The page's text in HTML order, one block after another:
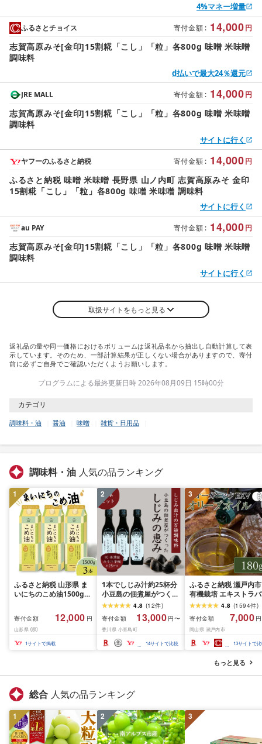
4%マネー増量
寄付金額 : 14,000円
ふるさとチョイス
志賀高原みそ[金印]15割糀「こし」「粒」各800g 味噌 米味噌
調味料
d払いで最大24％還元
寄付金額 : 14,000円
JRE MALL
志賀高原みそ[金印]15割糀「こし」「粒」各800g 味噌 米味噌
調味料
サイトに行く
寄付金額 : 14,000円
ヤフーのふるさと納税
ふるさと納税 味噌 米味噌 長野県 山ノ内町 志賀高原みそ 金印
15割糀「こし」「粒」各800g 味噌 米味噌 調味料
サイトに行く
寄付金額 : 14,000円
au PAY
志賀高原みそ[金印]15割糀「こし」「粒」各800g 味噌 米味噌
調味料
サイトに行く
取扱サイトをもっと見る
返礼品の量や同一価格におけるボリュームは返礼品名から抽出し自動計算して表
示しています。そのため、一部計算結果が正しくない場合がありますので、寄付
前に必ずご自身でご確認いただくようお願いします。
プログラムによる最終更新日時 2026年08月09日 15時00分
カテゴリ
調味料・油 醤油 味噌 雑貨・日用品
調味料・油 人気の品ランキング
1
ふるさと納税 山形県 ま
いにちのこめ油1500g×3
寄付金額 12,000 円
山形県 (県)
1サイトで掲載
2
1本でしじみ汁約25杯分
小豆島の佃煮屋がつくっ
た「しじみの恵み」
240ml×3本・5本 | 香川
香川県 小豆島 小豆島町
四国 お土産 ふるさと 納
税 支援 返礼品 支援品 土
産 お取り寄せ ご当地 取
4.8 (12件)
寄付金額
13,000 円〜
香川県 小豆島町
14サイトで比較
3
ふるさと納税 瀬戸内市
有機栽培 エキストラバ
ージン オリーブオイル
ブレンド 180g 1本
4.8 (1594件)
寄付金額
7,000
岡山県 瀬戸内市
13サイトで
もっと見る
総合 人気の品ランキング
1 2 3